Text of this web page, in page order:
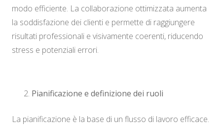
modo efficiente. La collaborazione ottimizzata aumenta
la soddisfazione dei clienti e permette di raggiungere
risultati professionali e visivamente coerenti, riducendo
stress e potenziali errori.
Pianificazione e definizione dei ruoli
La pianificazione è la base di un flusso di lavoro efficace.